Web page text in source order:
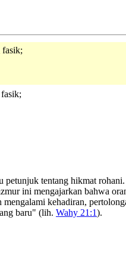
fasik;
tentang hikmat
ini mengajarkan bahwa
kehadiran,
baru" (lih. Wahy 21:1).